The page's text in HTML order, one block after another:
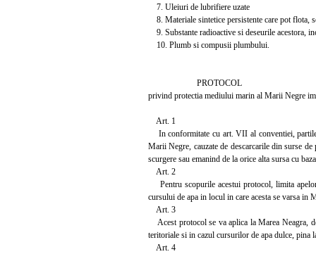
7. Uleiuri de lubrifiere uzate
8. Materiale sintetice persistente care pot flota,
9. Substante radioactive si deseurile acestora,
10. Plumb si compusii plumbului.
PROTOCOL
privind protectia mediului marin al Marii Negre
Art. 1
In conformitate cu art. VII al conventiei, partile
Marii Negre, cauzate de descarcarile din surse
scurgere sau emanind de la orice alta sursa cu
Art. 2
Pentru scopurile acestui protocol, limita
cursului de apa in locul in care acesta se varsa in
Art. 3
Acest protocol se va aplica la Marea Neagra,
teritoriale si in cazul cursurilor de apa dulce, pina
Art. 4